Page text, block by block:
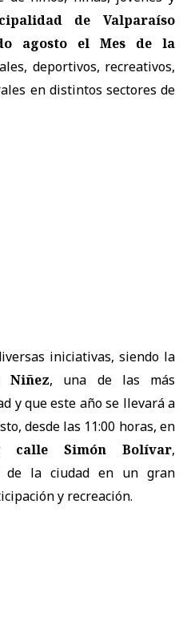
de Valparaíso
agosto el Mes de la
deportivos, recreativos,
en distintos sectores de
iniciativas, siendo la
Niñez, una de las más
y que este año se llevará a
desde las 11:00 horas, en
Simón Bolívar,
de la ciudad en un gran
y recreación.